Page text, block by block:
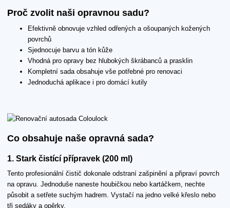
Proč zvolit naši opravnou sadu?
Efektivně obnovuje vzhled odřených a ošoupaných kožených
povrchů
Sjednocuje barvu a tón kůže
Vhodná pro opravy bez hlubokých škrábanců a prasklin
Kompletní sada obsahuje vše potřebné pro renovaci
Jednoduchá aplikace i pro domácí kutily
Co obsahuje naše opravná sada?
1. Stark čistící přípravek (200 ml)
Tento profesionální čistič dokonale odstraní zašpinění a připraví povrch
na opravu. Jednoduše naneste houbičkou nebo kartáčkem, nechte
působit a setřete suchým hadrem. Vystačí na jedno velké křeslo nebo
tři sedáky a opěrky.